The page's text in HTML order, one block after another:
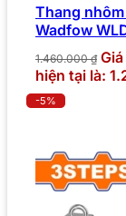
Thang
Wadfow
1.460.000₫
hiện tại là:
-5%